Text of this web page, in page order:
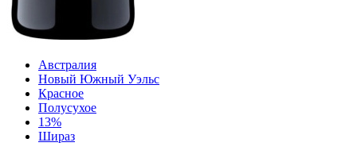
Австралия
Новый Южный Уэльс
Красное
Полусухое
13%
Шираз